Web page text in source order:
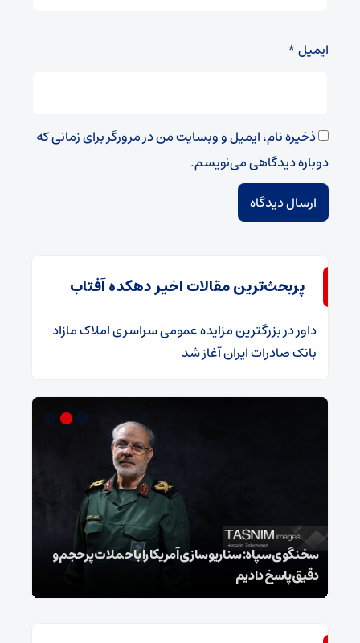
ایمیل*
ذخیره نام، ایمیل و وبسایت من در مرورگر برای زمانی که
دوباره دیدگاهی می‌نویسم.
پربحث‌ترین مقالات اخیر دهکده آفتاب
داوردر​بزرگترین مزایده عمومی سراسری املاک مازاد
بانک صادرات ایران آغاز شد
سخنگوی سپاه: سناریوسازی آمریکا را با حملات پرحجم‌‌ و
دقیق‌ پاسخ دادیم